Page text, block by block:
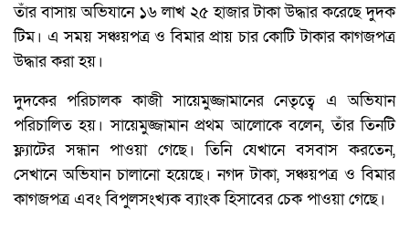
তাঁর বাসায় অভিযানে ১৬ লাখ ২৫ হাজার টাকা উদ্ধার করেছে দুদক
টিম। এ সময় সঞ্চয়পত্র ও বিমার প্রায় চার কোটি টাকার কাগজপত্র
উদ্ধার করা হয়।
দুদকের পরিচালক কাজী সায়েমুজ্জামানের নেতৃত্বে এ অভিযান
পরিচালিত হয়। সায়েমুজ্জামান প্রথম আলোকে বলেন, তাঁর তিনটি
ফ্ল্যাটের সন্ধান পাওয়া গেছে। তিনি যেখানে বসবাস করতেন,
সেখানে অভিযান চালানো হয়েছে। নগদ টাকা, সঞ্চয়পত্র ও বিমার
কাগজপত্র এবং বিপুলসংখ্যক ব্যাংক হিসাবের চেক পাওয়া গেছে।